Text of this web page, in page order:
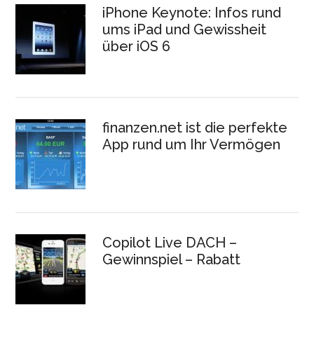
iPhone Keynote: Infos rund
ums iPad und Gewissheit
über iOS 6
finanzen.net ist die perfekte
App rund um Ihr Vermögen
Copilot Live DACH –
Gewinnspiel – Rabatt